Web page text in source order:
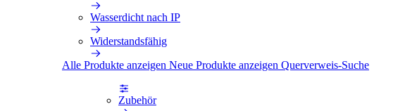
Wasserdicht nach IP
Widerstandsfähig
Alle Produkte anzeigen Neue Produkte anzeigen Querverweis-Suche
Zubehör